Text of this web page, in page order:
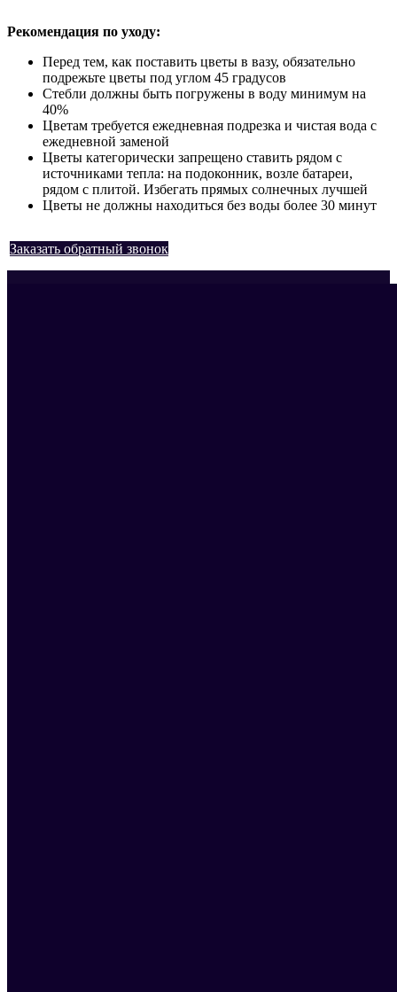
Рекомендация по уходу:
Перед тем, как поставить цветы в вазу, обязательно
подрежьте цветы под углом 45 градусов
Стебли должны быть погружены в воду минимум на
40%
Цветам требуется ежедневная подрезка и чистая вода с
ежедневной заменой
Цветы категорически запрещено ставить рядом с
источниками тепла: на подоконник, возле батареи,
рядом с плитой. Избегать прямых солнечных лучшей
Цветы не должны находиться без воды более 30 минут
Заказать обратный звонок